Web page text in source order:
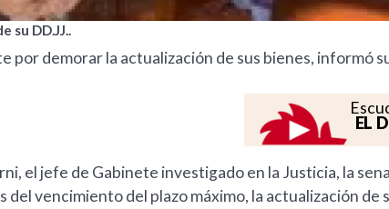
su DD.JJ..
por demorar la actualización de sus bienes, informó
EL
el jefe de Gabinete investigado en la Justicia, la
vencimiento del plazo máximo, la actualización de